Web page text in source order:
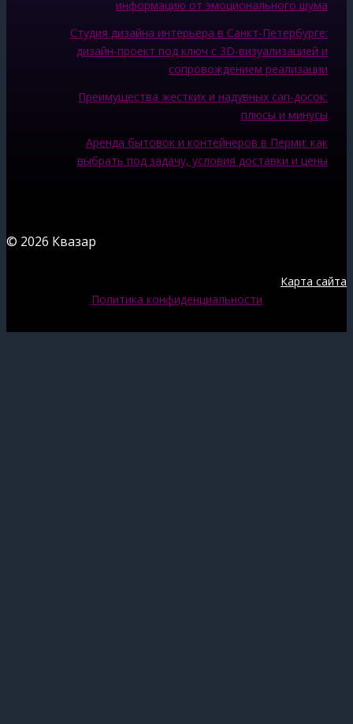
информацию от эмоционального шума
Студия дизайна интерьера в Санкт-Петербурге:
дизайн-проект под ключ с 3D-визуализацией и
сопровождением реализации
Преимущества жестких и надувных сап-досок:
плюсы и минусы
Аренда бытовок и контейнеров в Перми: как
выбрать под задачу, условия доставки и цены
© 2026 Квазар
Карта сайта
Политика конфиденциальности